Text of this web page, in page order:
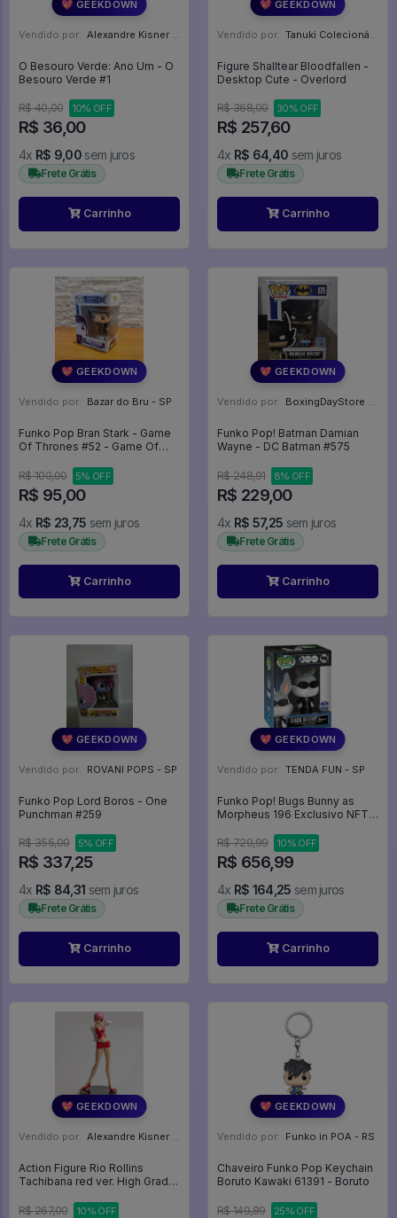
💖 GEEKDOWN
Vendido por: Alexandre Kisner - PR
O Besouro Verde: Ano Um - O
Besouro Verde #1
R$ 40,00 10% OFF
R$ 36,00
4x R$ 9,00 sem juros
Frete Grátis
Carrinho
💖 GEEKDOWN
Vendido por: Tanuki Colecionáveis - SP
Figure Shalltear Bloodfallen -
Desktop Cute - Overlord
R$ 368,00 30% OFF
R$ 257,60
4x R$ 64,40 sem juros
Frete Grátis
Carrinho
💖 GEEKDOWN
Vendido por: Bazar do Bru - SP
Funko Pop Bran Stark - Game
Of Thrones #52 - Game Of
R$ 100,00
5% OFF
R$ 95,00
4x R$ 23,75 sem juros
Frete Grátis
Carrinho
💖 GEEKDOWN
Vendido por: BoxingDayStore - GO
Funko Pop! Batman Damian
Wayne - DC Batman #575
R$ 248,91 8% OFF
R$ 229,00
4x R$ 57,25 sem juros
Frete Grátis
Carrinho
💖 GEEKDOWN
Vendido por: ROVANI POPS - SP
Funko Pop Lord Boros - One
Punchman #259
R$ 355,00 5% OFF
R$ 337,25
4x R$ 84,31 sem juros
Frete Grátis
Carrinho
💖 GEEKDOWN
Vendido por: TENDA FUN - SP
Funko Pop! Bugs Bunny as
Morpheus 196 Exclusivo NFT
Looney Tunes -
R$ 729,99 10% OFF
R$ 656,99
4x R$ 164,25 sem juros
Frete Grátis
Carrinho
💖 GEEKDOWN
Vendido por: Alexandre Kisner - PR
Action Figure Rio Rollins
Tachibana red ver. High Grade
Jack
R$ 267,00 10% OFF
💖 GEEKDOWN
Vendido por: Funko in POA - RS
Chaveiro Funko Pop Keychain
Boruto Kawaki 61391 - Boruto
R$ 149,89 25% OFF